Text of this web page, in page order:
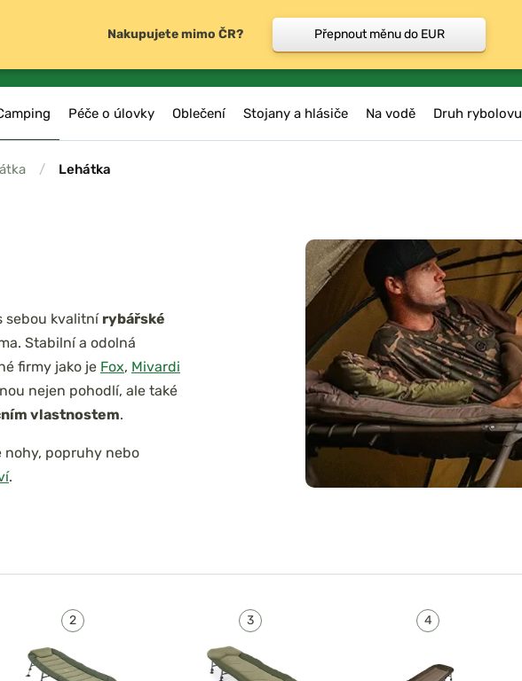
Péče o úlovky Oblečení Stojany a hlásiče Na vodě Druh rybolovu
/ Lehátka
sebou kvalitní rybářské
Stabilní a odolná
firmy jako je Fox, Mivardi
nejen pohodlí, ale také
vlastnostem.
nohy, popruhy nebo
.
Nakupujete mimo ČR? Přepnout měnu do EUR